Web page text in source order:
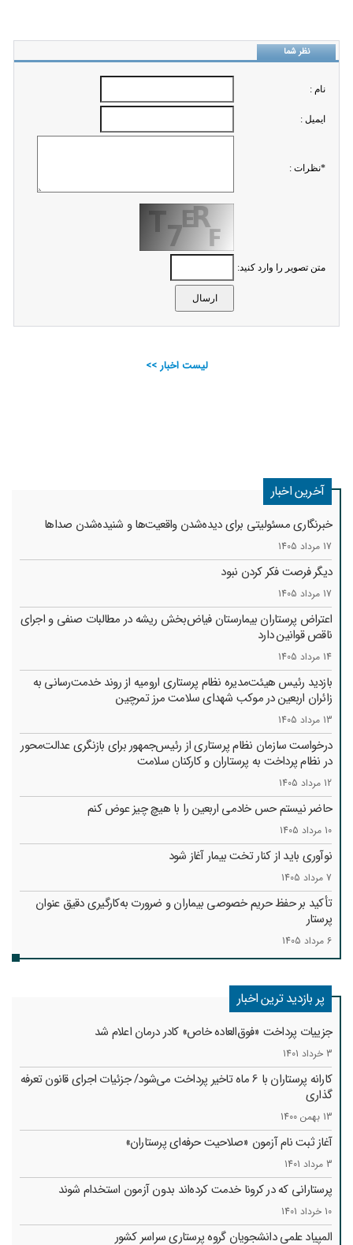
نظر شما
نام :
ايميل :
*نظرات :
متن تصویر را وارد کنید:
لیست اخبار >>
آخرین اخبار
خبرنگاری مسئولیتی برای دیده‌شدن واقعیت‌ها و شنیده‌شدن صداها
17 مرداد 1405
دیگر فرصت فکر کردن نبود
17 مرداد 1405
اعتراض پرستاران بیمارستان فیاض‌بخش ریشه در مطالبات صنفی و اجرای
ناقص قوانین دارد
14 مرداد 1405
بازدید رئیس هیئت‌مدیره نظام پرستاری ارومیه از روند خدمت‌رسانی به
زائران اربعین در موکب شهدای سلامت مرز تمرچین
13 مرداد 1405
درخواست سازمان نظام پرستاری از رئیس‌جمهور برای بازنگری عدالت‌محور
در نظام پرداخت به پرستاران و کارکنان سلامت
12 مرداد 1405
حاضر نیستم حس خادمی اربعین را با هیچ چیز عوض کنم
10 مرداد 1405
نوآوری باید از کنار تخت بیمار آغاز شود
7 مرداد 1405
تأکید بر حفظ حریم خصوصی بیماران و ضرورت به‌کارگیری دقیق عنوان
پرستار
6 مرداد 1405
پر بازدید ترین اخبار
جزییات پرداخت «فوق‌العاده خاص» کادر درمان اعلام شد
3 خرداد 1401
کارانه‌ پرستاران با 6 ماه تاخیر پرداخت می‌شود/ جزئیات اجرای قانون تعرفه
گذاری
13 بهمن 1400
آغاز ثبت نام آزمون «صلاحیت حرفه‌ای پرستاران»
3 مرداد 1401
پرستارانی که در کرونا خدمت کرد‌ه‌اند بدون آزمون استخدام شوند
10 خرداد 1401
المپیاد علمی دانشجویان گروه پرستاری سراسر کشور